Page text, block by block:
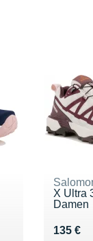
X Ultra
Damen
135 €
Vendu